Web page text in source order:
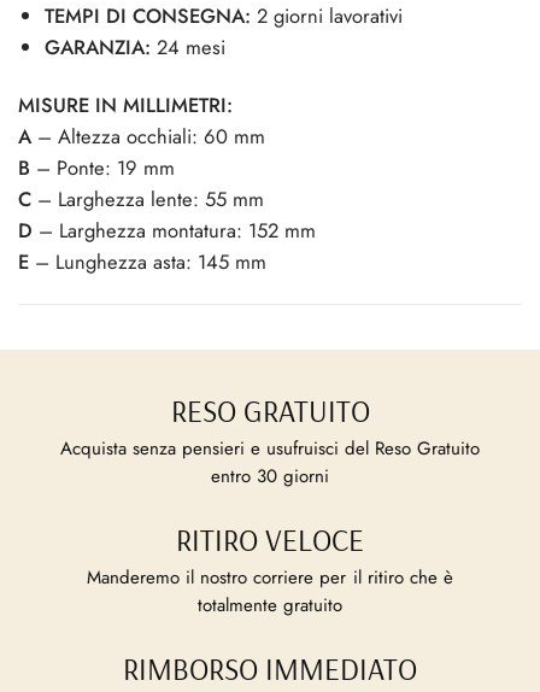
TEMPI DI CONSEGNA: 2 giorni lavorativi
GARANZIA: 24 mesi
MISURE IN MILLIMETRI:
A– Altezza occhiali: 60 mm
B – Ponte: 19 mm
C – Larghezza lente: 55 mm
D – Larghezza montatura: 152 mm
E – Lunghezza asta: 145 mm
RESO GRATUITO
Acquista senza pensieri e usufruisci del Reso Gratuito
entro 30 giorni
RITIRO VELOCE
Manderemo il nostro corriere per il ritiro che è
totalmente gratuito
RIMBORSO IMMEDIATO